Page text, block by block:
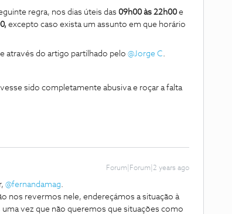
regra, nos dias úteis das 09h00 às 22h00 e
excepto caso exista um assunto em que horário
através do artigo partilhado pelo @Jorge C.
sido completamente abusiva e roçar a falta
Forum|Forum|2 years ago
@fernandamag.
nos revermos nele, endereçámos a situação à
vez que não queremos que situações como